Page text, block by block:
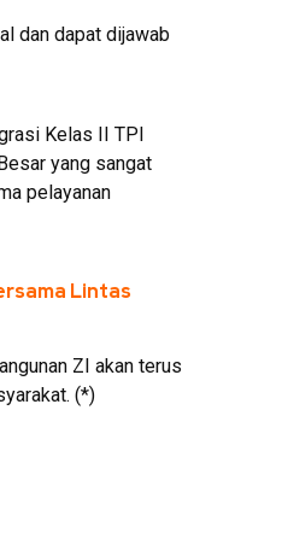
dan dapat dijawab
Kelas II TPI
yang sangat
pelayanan
Lintas
ZI akan terus
(*)